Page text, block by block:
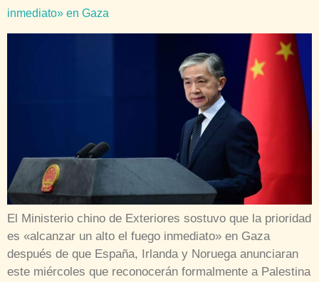
inmediato» en Gaza
El Ministerio chino de Exteriores sostuvo que la prioridad
es «alcanzar un alto el fuego inmediato» en Gaza
después de que España, Irlanda y Noruega anunciaran
este miércoles que reconocerán formalmente a Palestina